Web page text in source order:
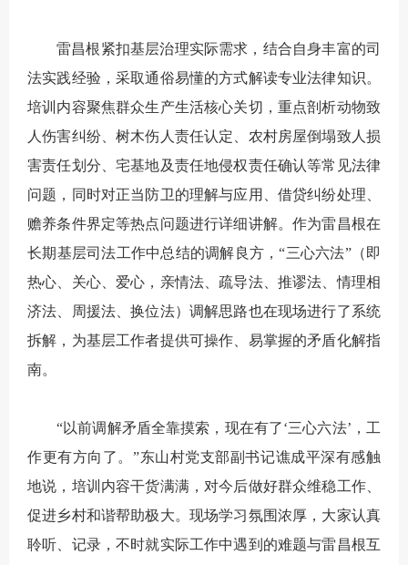
雷昌根紧扣基层治理实际需求，结合自身丰富的司
法实践经验，采取通俗易懂的方式解读专业法律知识。
培训内容聚焦群众生产生活核心关切，重点剖析动物致
人伤害纠纷、树木伤人责任认定、农村房屋倒塌致人损
害责任划分、宅基地及责任地侵权责任确认等常见法律
问题，同时对正当防卫的理解与应用、借贷纠纷处理、
赡养条件界定等热点问题进行详细讲解。作为雷昌根在
长期基层司法工作中总结的调解良方，“三心六法”（即
热心、关心、爱心，亲情法、疏导法、推谬法、情理相
济法、周援法、换位法）调解思路也在现场进行了系统
拆解，为基层工作者提供可操作、易掌握的矛盾化解指
南。
“以前调解矛盾全靠摸索，现在有了‘三心六法’，工
作更有方向了。”东山村党支部副书记谯成平深有感触
地说，培训内容干货满满，对今后做好群众维稳工作、
促进乡村和谐帮助极大。现场学习氛围浓厚，大家认真
聆听、记录，不时就实际工作中遇到的难题与雷昌根互